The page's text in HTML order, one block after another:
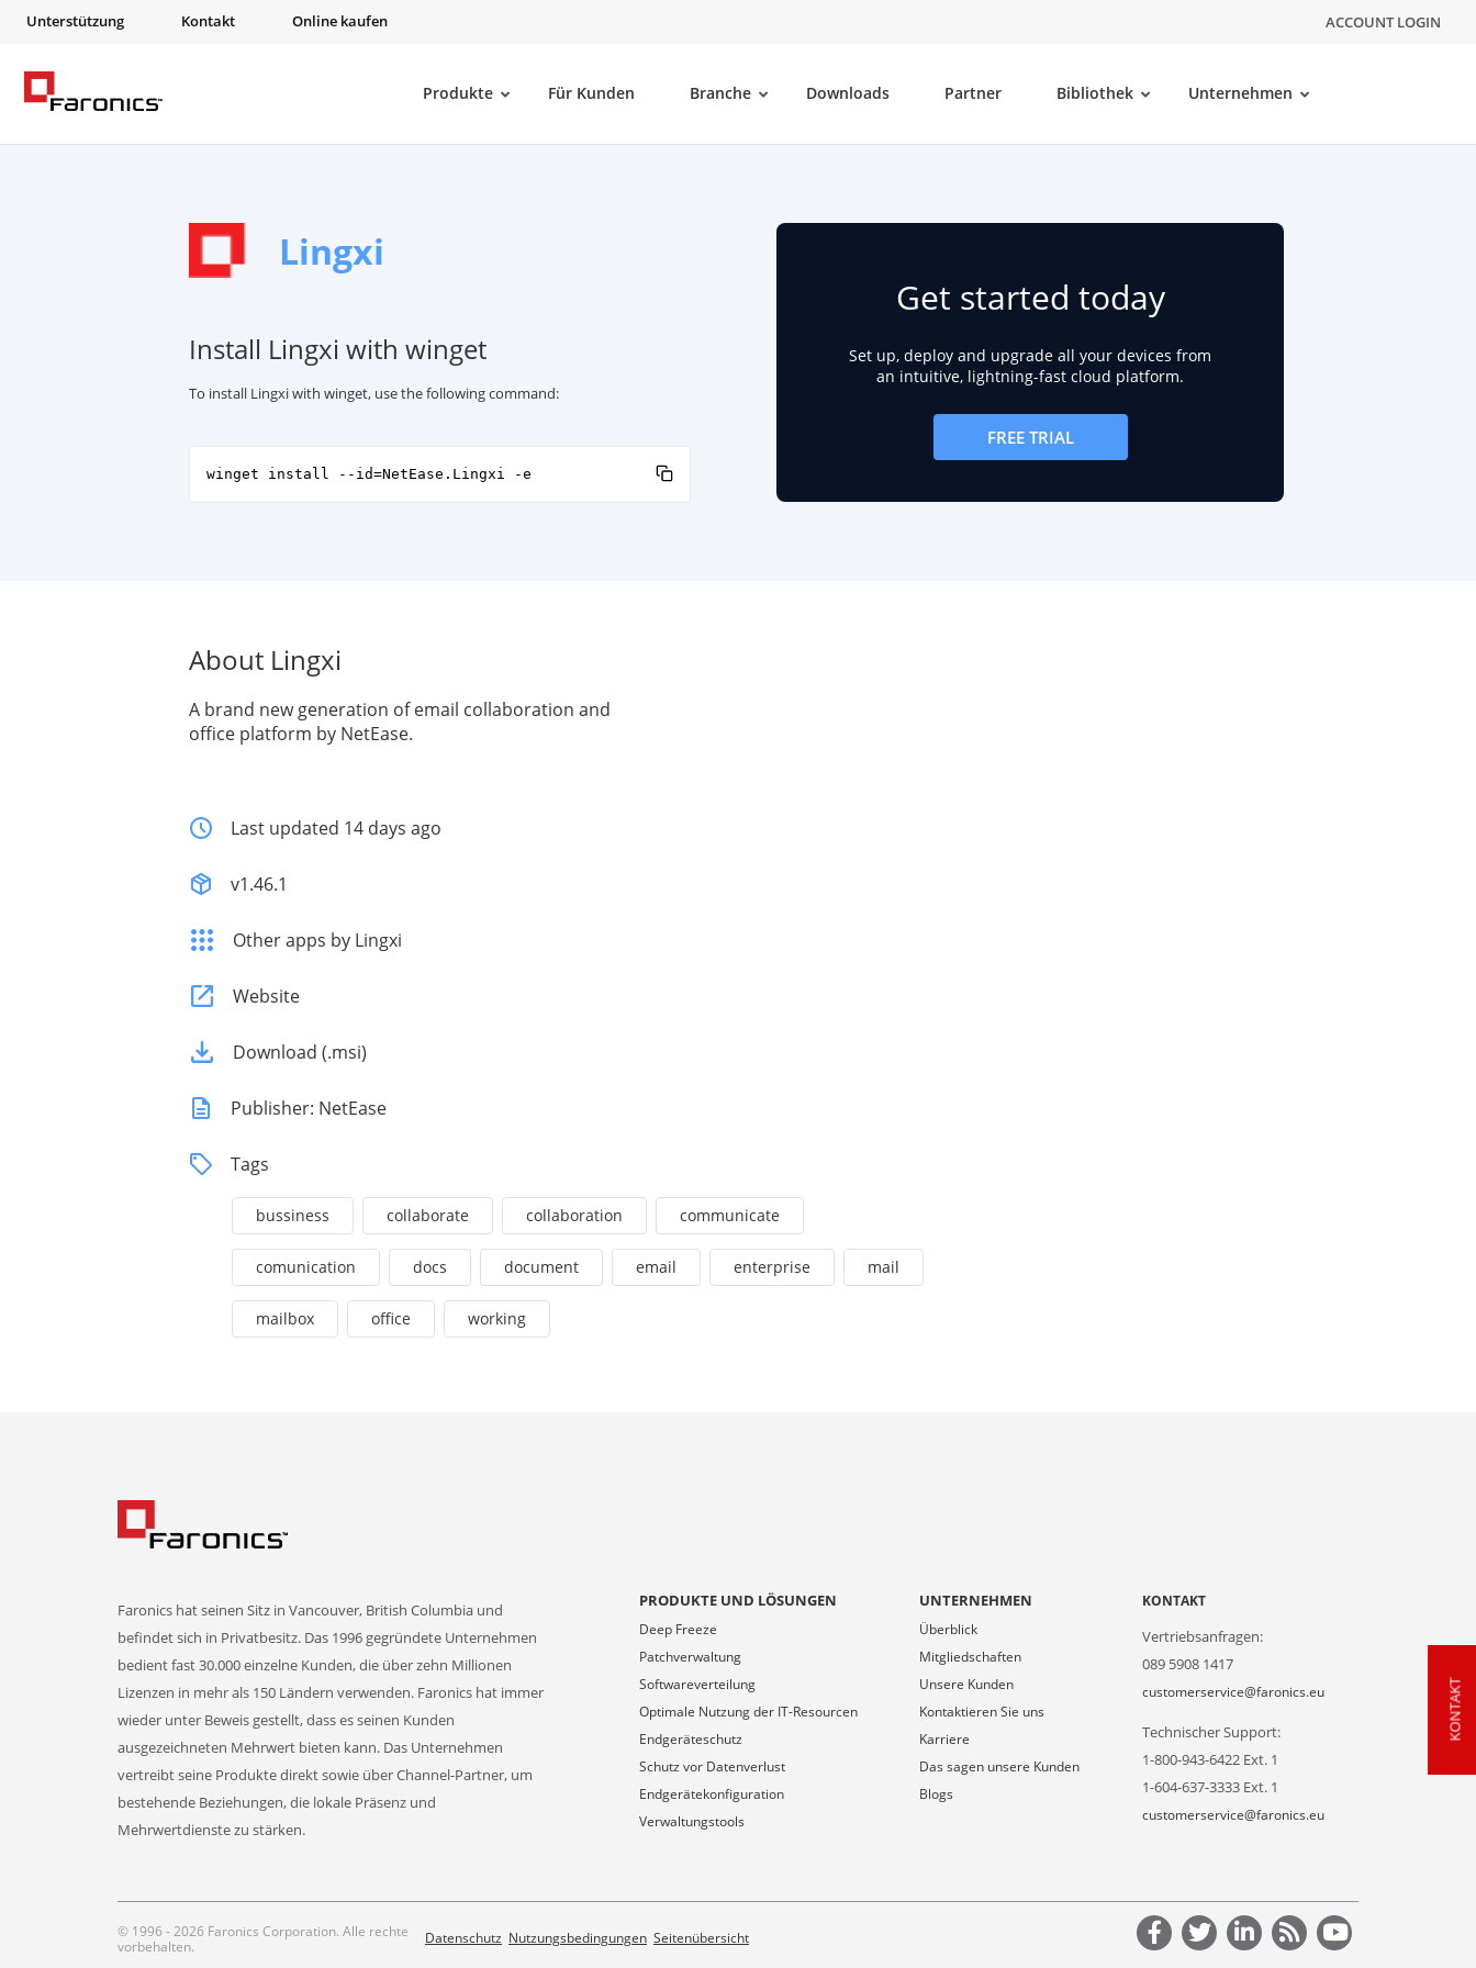
Unterstützung Kontakt Online kaufen ACCOUNT LOGIN
Produkte Für Kunden Branche Downloads Partner Bibliothek Unternehmen
Lingxi
Install Lingxi with winget
To install Lingxi with winget, use the following command:
winget install --id=NetEase.Lingxi -e
Get started today
Set up, deploy and upgrade all your devices from
an intuitive, lightning-fast cloud platform.
FREE TRIAL
About Lingxi
A brand new generation of email collaboration and
office platform by NetEase.
Last updated 14 days ago
v1.46.1
Other apps by Lingxi
Website
Download (.msi)
Publisher: NetEase
Tags
bussiness collaborate collaboration communicate
comunication docs document email enterprise mail
mailbox office working
Faronics hat seinen Sitz in Vancouver, British Columbia und
befindet sich in Privatbesitz. Das 1996 gegründete Unternehmen
bedient fast 30.000 einzelne Kunden, die über zehn Millionen
Lizenzen in mehr als 150 Ländern verwenden. Faronics hat immer
wieder unter Beweis gestellt, dass es seinen Kunden
ausgezeichneten Mehrwert bieten kann. Das Unternehmen
vertreibt seine Produkte direkt sowie über Channel-Partner, um
bestehende Beziehungen, die lokale Präsenz und
Mehrwertdienste zu stärken.
PRODUKTE UND LÖSUNGEN
Deep Freeze
Patchverwaltung
Softwareverteilung
Optimale Nutzung der IT-Resourcen
Endgeräteschutz
Schutz vor Datenverlust
Endgerätekonfiguration
Verwaltungstools
UNTERNEHMEN
Überblick
Mitgliedschaften
Unsere Kunden
Kontaktieren Sie uns
Karriere
Das sagen unsere Kunden
Blogs
KONTAKT
Vertriebsanfragen:
089 5908 1417
customerservice@faronics.eu
Technischer Support:
1-800-943-6422 Ext. 1
1-604-637-3333 Ext. 1
customerservice@faronics.eu
© 1996 - 2026 Faronics Corporation. Alle rechte
vorbehalten.
Datenschutz Nutzungsbedingungen Seitenübersicht
KONTAKT